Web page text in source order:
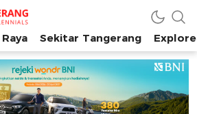
Tangerang Raya
Sekitar Tangerang